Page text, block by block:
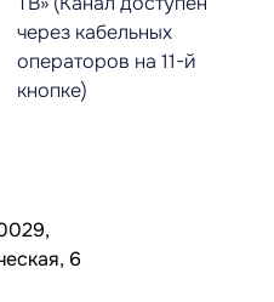
через кабельных
операторов на 11-й
кнопке)
6